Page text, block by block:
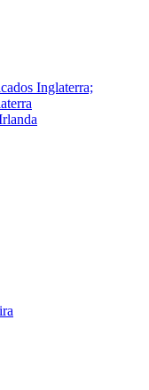
Inglaterra;